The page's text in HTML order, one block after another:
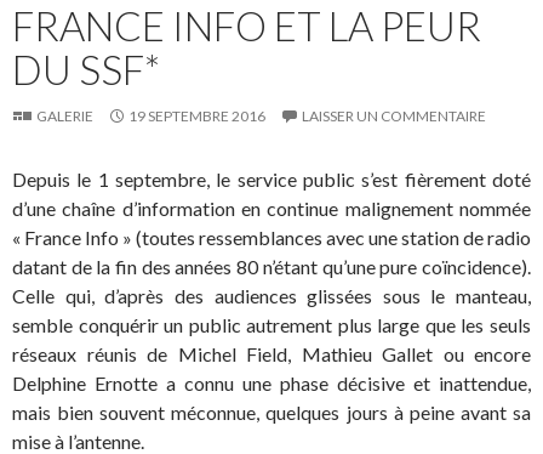
FRANCE INFO ET LA PEUR
DU SSF*
GALERIE 19 SEPTEMBRE 2016 LAISSER UN COMMENTAIRE
Depuis le 1 septembre, le service public s’est fièrement doté
d’une chaîne d’information en continue malignement nommée
« France Info » (toutes ressemblances avec une station de radio
datant de la fin des années 80 n’étant qu’une pure coïncidence).
Celle qui, d’après des audiences glissées sous le manteau,
semble conquérir un public autrement plus large que les seuls
réseaux réunis de Michel Field, Mathieu Gallet ou encore
Delphine Ernotte a connu une phase décisive et inattendue,
mais bien souvent méconnue, quelques jours à peine avant sa
mise à l’antenne.